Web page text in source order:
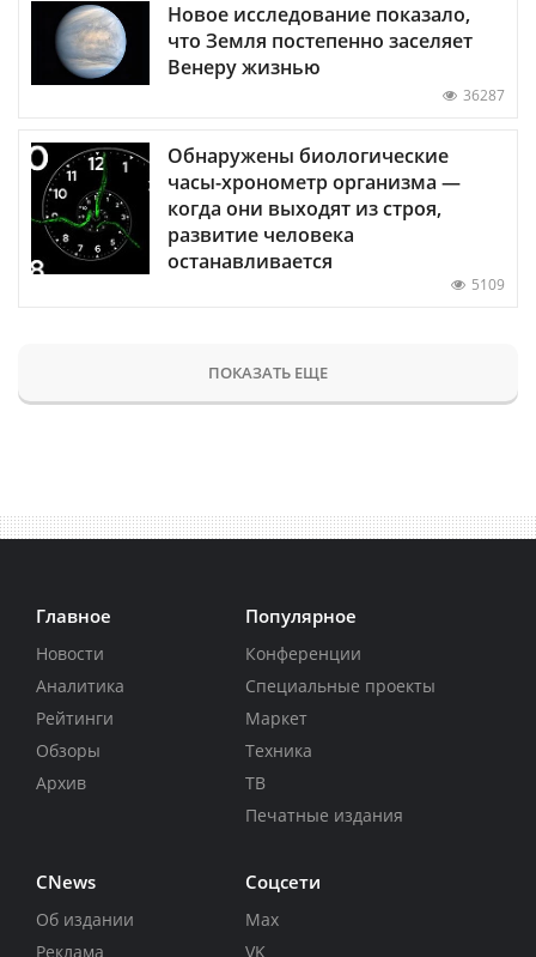
Новое исследование показало,
что Земля постепенно заселяет
Венеру жизнью
36287
Обнаружены биологические
часы-хронометр организма —
когда они выходят из строя,
развитие человека
останавливается
5109
ПОКАЗАТЬ ЕЩЕ
Главное
Новости
Аналитика
Рейтинги
Обзоры
Архив
Популярное
Конференции
Специальные проекты
Маркет
Техника
ТВ
Печатные издания
CNews
Об издании
Реклама
Соцсети
Max
VK